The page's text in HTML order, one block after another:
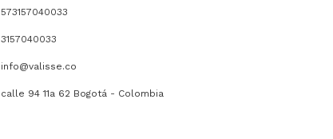
573157040033
3157040033
info@valisse.co
calle 94 11a 62 Bogotá - Colombia